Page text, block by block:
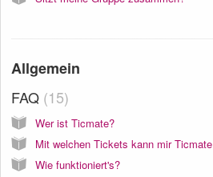
Allgemein
FAQ 15
Wer ist Ticmate?
Mit welchen Tickets kann mir
Wie funktioniert's?